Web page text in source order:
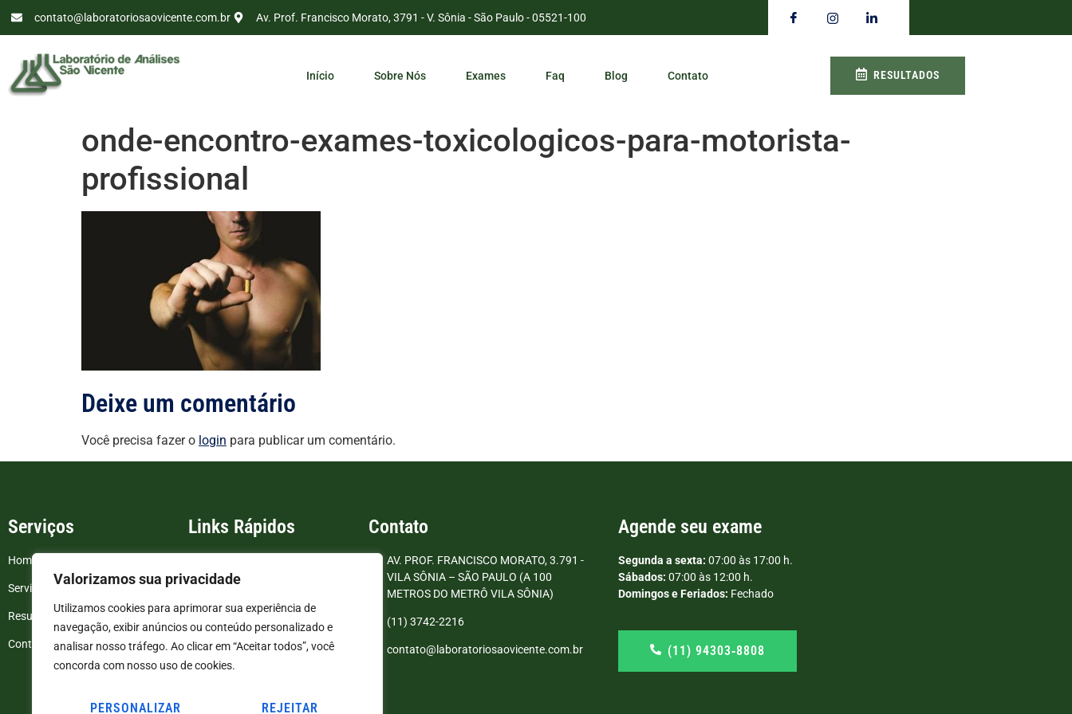
Valorizamos sua privacidade
Utilizamos cookies para aprimorar sua experiência de
navegação, exibir anúncios ou conteúdo personalizado e
analisar nosso tráfego. Ao clicar em “Aceitar todos”, você
concorda com nosso uso de cookies.
PERSONALIZAR REJEITAR
contato@laboratoriosaovicente.com.br Av. Prof. Francisco Morato, 3791 - V. Sônia - São Paulo - 05521-100
Início Sobre Nós Exames Faq Blog Contato RESULTADOS
onde-encontro-exames-toxicologicos-para-motorista-
profissional
Deixe um comentário
Você precisa fazer o login para publicar um comentário.
Serviços
Home
Serviços
Resultados de exames
Contato
Links Rápidos
Blog
Politica de Privacidade
Termos e Condições
Contato
AV. PROF. FRANCISCO MORATO, 3.791 -
VILA SÔNIA – SÃO PAULO (A 100
METROS DO METRÔ VILA SÔNIA)
(11) 3742-2216
contato@laboratoriosaovicente.com.br
Agende seu exame
Segunda a sexta: 07:00 às 17:00 h.
Sábados: 07:00 às 12:00 h.
Domingos e Feriados: Fechado
(11) 94303‑8808